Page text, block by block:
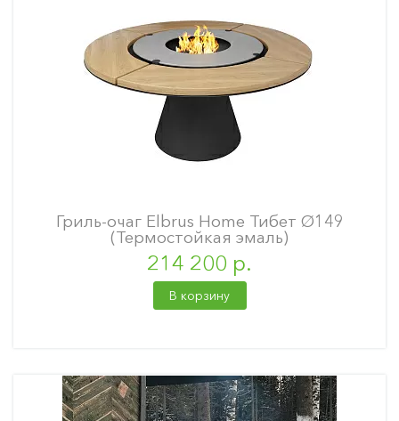
Гриль-очаг Elbrus Home Тибет Ø149
(Термостойкая эмаль)
214 200 р.
В корзину